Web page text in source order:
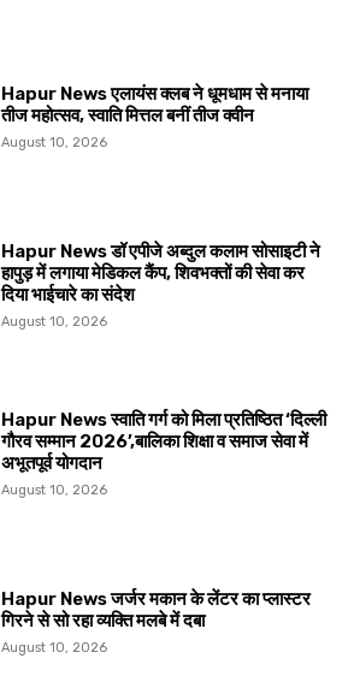
Hapur News एलायंस क्लब ने धूमधाम से मनाया
तीज महोत्सव, स्वाति मित्तल बनीं तीज क्वीन
August 10, 2026
Hapur News डॉ एपीजे अब्दुल कलाम सोसाइटी ने
हापुड़ में लगाया मेडिकल कैंप, शिवभक्तों की सेवा कर
दिया भाईचारे का संदेश
August 10, 2026
Hapur News स्वाति गर्ग को मिला प्रतिष्ठित ‘दिल्ली
गौरव सम्मान 2026’,बालिका शिक्षा व समाज सेवा में
अभूतपूर्व योगदान
August 10, 2026
Hapur News जर्जर मकान के लेंटर का प्लास्टर
गिरने से सो रहा व्यक्ति मलबे में दबा
August 10, 2026